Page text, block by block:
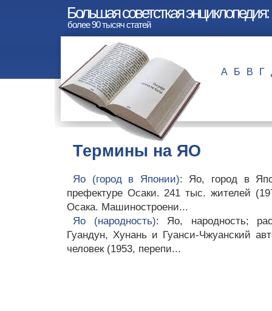
Большая советсткая
более 90 тысяч статей
А Б В Г
Термины на ЯО
Яо (город в Японии): Яо, город в
префектуре Осаки. 241 тыс. жителей
Осака. Машиностроени...
Яо (народность): Яо, народность;
Гуандун, Хунань и Гуанси-Чжуанский
человек (1953, перепи...